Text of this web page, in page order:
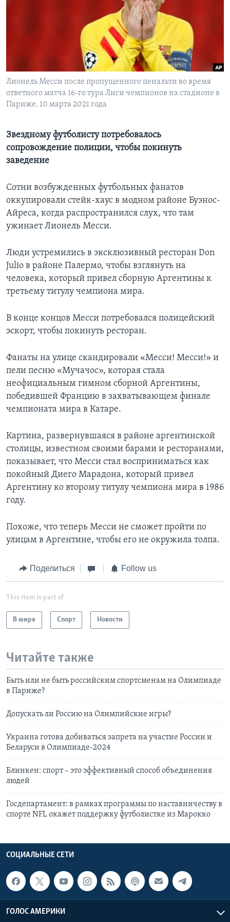
Языки
Лионель Месси после пропущенного пенальти во время
ответного матча 16-го тура Лиги чемпионов на стадионе в
Париже. 10 марта 2021 года
Звездному футболисту потребовалось
сопровождение полиции, чтобы покинуть
заведение
Сотни возбужденных футбольных фанатов
оккупировали стейк-хаус в модном районе Буэнос-
Айреса, когда распространился слух, что там
ужинает Лионель Месси.
Люди устремились в эксклюзивный ресторан Don
Julio в районе Палермо, чтобы взглянуть на
человека, который привел сборную Аргентины к
третьему титулу чемпиона мира.
В конце концов Месси потребовался полицейский
эскорт, чтобы покинуть ресторан.
Фанаты на улице скандировали «Месси! Месси!» и
пели песню «Мучачос», которая стала
неофициальным гимном сборной Аргентины,
победившей Францию в захватывающем финале
чемпионата мира в Катаре.
Картина, развернувшаяся в районе аргентинской
столицы, известном своими барами и ресторанами,
показывает, что Месси стал восприниматься как
покойный Диего Марадона, который привел
Аргентину ко второму титулу чемпиона мира в 1986
году.
Похоже, что теперь Месси не сможет пройти по
улицам в Аргентине, чтобы его не окружила толпа.
Поделиться Follow us
This item is part of
В мире Спорт Новости
Читайте также
Быть или не быть российским спортсменам на Олимпиаде
в Париже?
Допускать ли Россию на Олимпийские игры?
Украина готова добиваться запрета на участие России и
Беларуси в Олимпиаде-2024
Блинкен: спорт – это эффективный способ объединения
людей
Госдепартамент: в рамках программы по наставничеству в
спорте NFL окажет поддержку футболистке из Марокко
СОЦИАЛЬНЫЕ СЕТИ
ГОЛОС АМЕРИКИ